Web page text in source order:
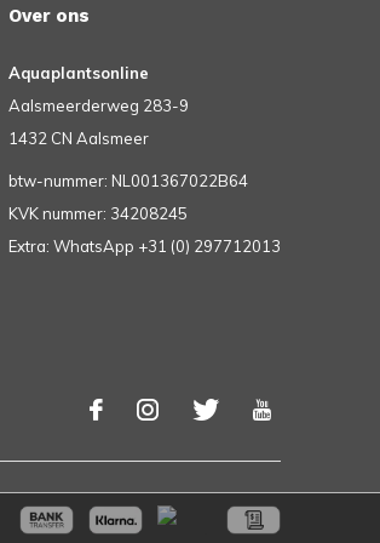
Over ons
Aquaplantsonline
Aalsmeerderweg 283-9
1432 CN Aalsmeer
btw-nummer: NL001367022B64
KVK nummer: 34208245
Extra: WhatsApp +31 (0) 297712013